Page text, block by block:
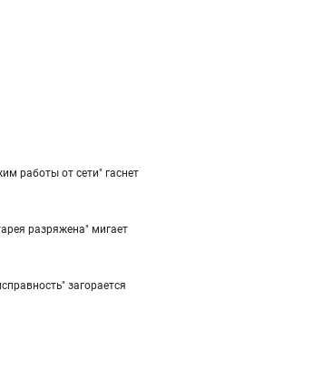
работы от сети" гаснет
разряжена" мигает
загорается